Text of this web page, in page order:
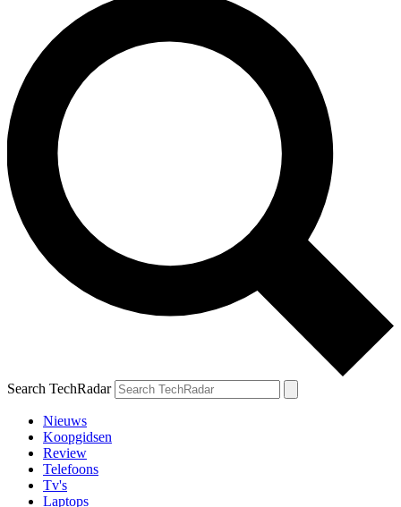
Search TechRadar
Nieuws
Koopgidsen
Review
Telefoons
Tv's
Laptops